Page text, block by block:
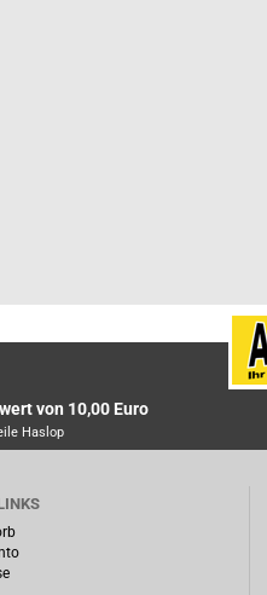
von 10,00 Euro
Haslop